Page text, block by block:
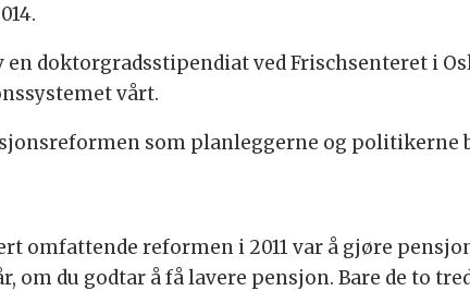
en doktorgradsstipendiat ved Frischsenteret i
vårt.
som planleggerne og politikerne
omfattende reformen i 2011 var å gjøre
om du godtar å få lavere pensjon. Bare de to